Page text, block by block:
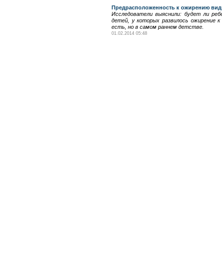
Предрасположенность к ожирению
Исследователи выяснили: будет ли
детей, у которых развилось ожирение
есть, но в самом раннем детстве.
01.02.2014 05:48